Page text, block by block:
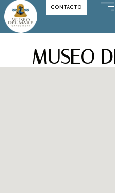
Saltar
contenido
CONTACTO
MUSEO